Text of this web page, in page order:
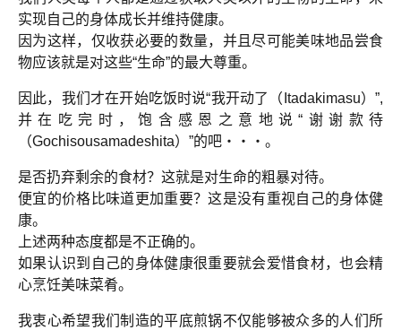
实现自己的身体成长并维持健康。
因为这样，仅收获必要的数量，并且尽可能美味地品尝食
物应该就是对这些“生命”的最大尊重。
因此，我们才在开始吃饭时说“我开动了（Itadakimasu）”,
并在吃完时，饱含感恩之意地说“谢谢款待
（Gochisousamadeshita）”的吧・・・。
是否扔弃剩余的食材？这就是对生命的粗暴对待。
便宜的价格比味道更加重要？这是没有重视自己的身体健
康。
上述两种态度都是不正确的。
如果认识到自己的身体健康很重要就会爱惜食材，也会精
心烹饪美味菜肴。
我衷心希望我们制造的平底煎锅不仅能够被众多的人们所